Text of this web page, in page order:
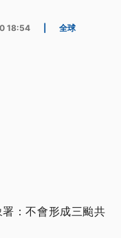
18:54 全球
：不會形成三颱共